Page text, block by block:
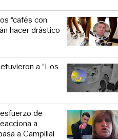
“cafés con
hacer drástico
a “Los
de
a
a Campillai